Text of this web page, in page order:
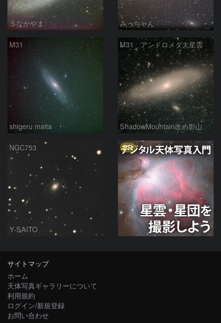
Ｓなかやま みっちゃん
M31
shigeru maita
M31 アンドロメダ大星雲
ShadowMountain改め影山
NGC753
Y-SAITO
PR
サイトマップ
ホーム
天体写真ギャラリーについて
利用規約
ログイン/新規登録
お問い合わせ